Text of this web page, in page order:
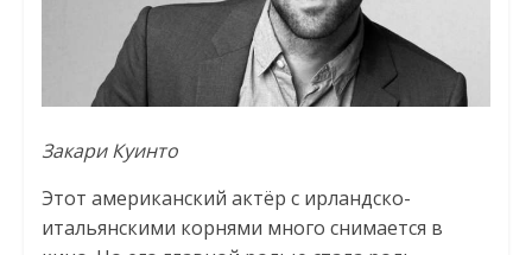
Закари Куинто
Этот американский актёр с ирландско-
итальянскими корнями много снимается в